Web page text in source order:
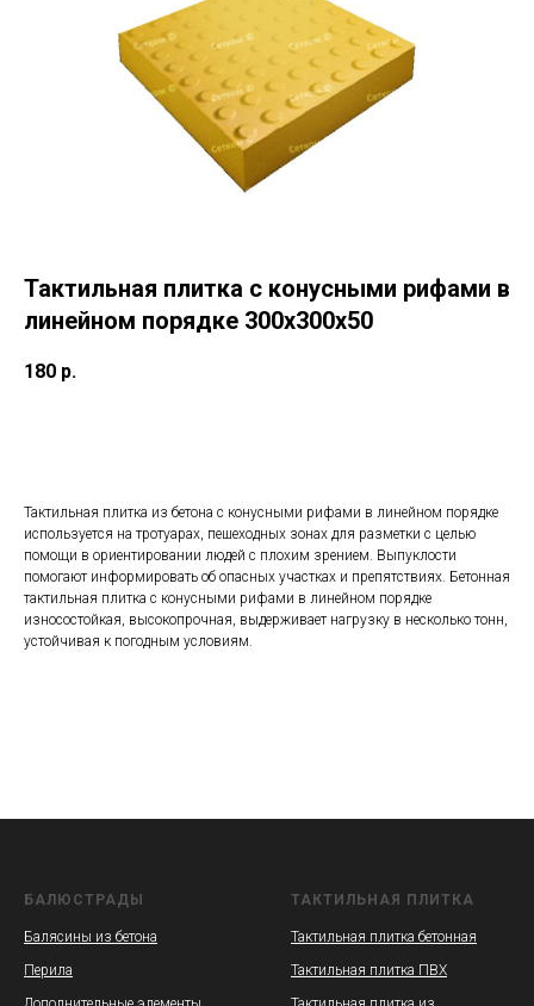
Тактильная плитка с конусными рифами в
линейном порядке 300х300х50
180 р.
Тактильная плитка из бетона с конусными рифами в линейном порядке
используется на тротуарах, пешеходных зонах для разметки с целью
помощи в ориентировании людей с плохим зрением. Выпуклости
помогают информировать об опасных участках и препятствиях. Бетонная
тактильная плитка с конусными рифами в линейном порядке
износостойкая, высокопрочная, выдерживает нагрузку в несколько тонн,
устойчивая к погодным условиям.
БАЛЮСТРАДЫ
Балясины из бетона
Перила
ТАКТИЛЬНАЯ ПЛИТКА
Тактильная плитка бетонная
Тактильная плитка ПВХ